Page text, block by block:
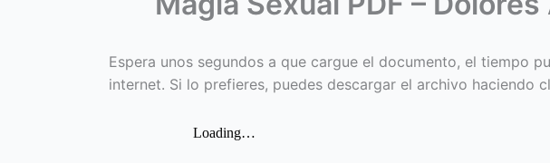
Espera unos segundos a que cargue el documento, el tiempo
internet. Si lo prefieres, puedes descargar el archivo haciendo